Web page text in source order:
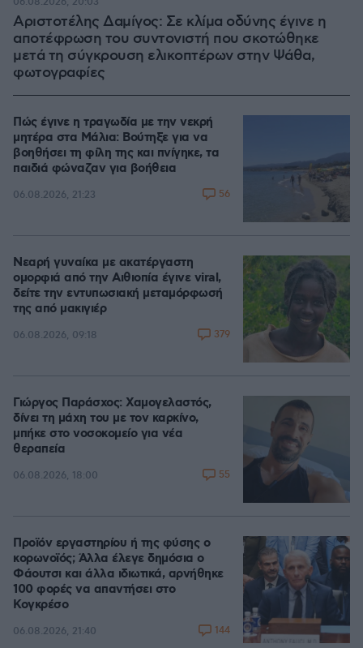
Αριστοτέλης Δαμίγος: Σε κλίμα οδύνης έγινε η
αποτέφρωση του συντονιστή που σκοτώθηκε
μετά τη σύγκρουση ελικοπτέρων στην Ψάθα,
φωτογραφίες
Πώς έγινε η τραγωδία με την νεκρή
μητέρα στα Μάλια: Βούτηξε για να
βοηθήσει τη φίλη της και πνίγηκε, τα
παιδιά φώναζαν για βοήθεια
06.08.2026, 21:23 56
Νεαρή γυναίκα με ακατέργαστη
ομορφιά από την Αιθιοπία έγινε viral,
δείτε την εντυπωσιακή μεταμόρφωσή
της από μακιγιέρ
06.08.2026, 09:18 379
Γιώργος Παράσχος: Χαμογελαστός,
δίνει τη μάχη του με τον καρκίνο,
μπήκε στο νοσοκομείο για νέα
θεραπεία
06.08.2026, 18:00 55
Προϊόν εργαστηρίου ή της φύσης ο
κορωνοϊός; Άλλα έλεγε δημόσια ο
Φάουτσι και άλλα ιδιωτικά, αρνήθηκε
100 φορές να απαντήσει στο
Κογκρέσο
06.08.2026, 21:40 144